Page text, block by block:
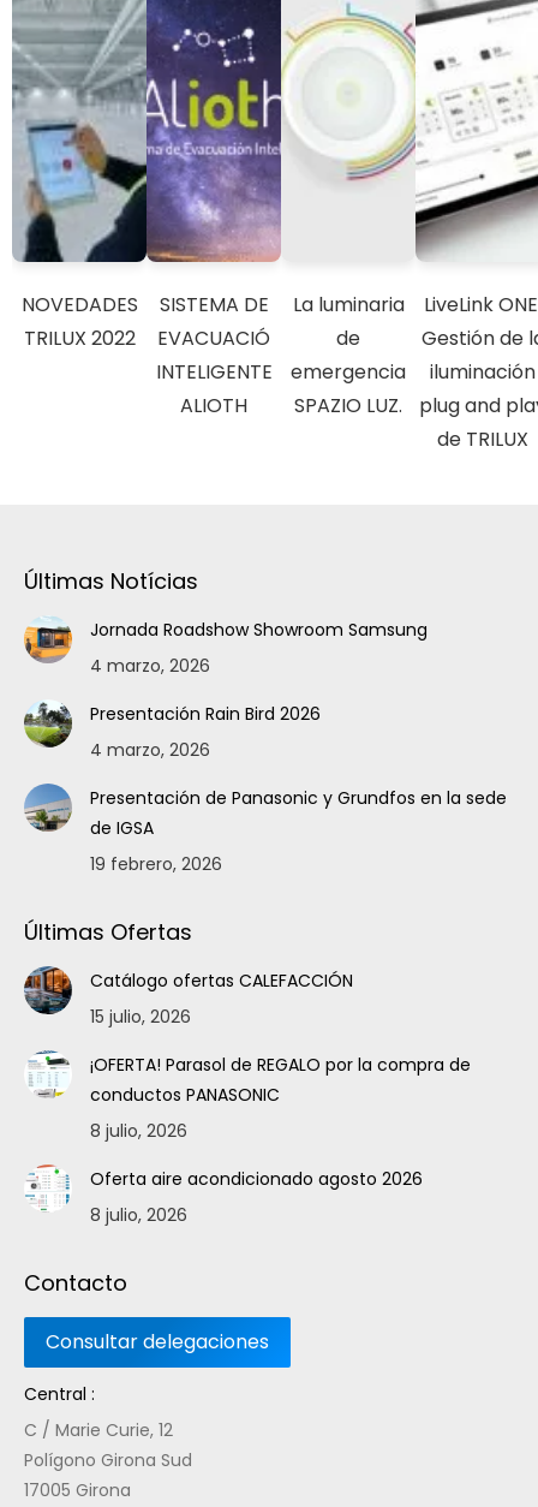
NOVEDADES
TRILUX 2022
SISTEMA DE
EVACUACIÓ
INTELIGENTE
ALIOTH
La luminaria
de
emergencia
SPAZIO LUZ.
LiveLink
Gestión de
iluminación
plug and
de TRILUX
Últimas Notícias
Jornada Roadshow Showroom Samsung
4 marzo, 2026
Presentación Rain Bird 2026
4 marzo, 2026
Presentación de Panasonic y Grundfos en la sede
de IGSA
19 febrero, 2026
Últimas Ofertas
Catálogo ofertas CALEFACCIÓN
15 julio, 2026
¡OFERTA! Parasol de REGALO por la compra de
conductos PANASONIC
8 julio, 2026
Oferta aire acondicionado agosto 2026
8 julio, 2026
Contacto
Central :
C / Marie Curie, 12
Polígono Girona Sud
17005 Girona